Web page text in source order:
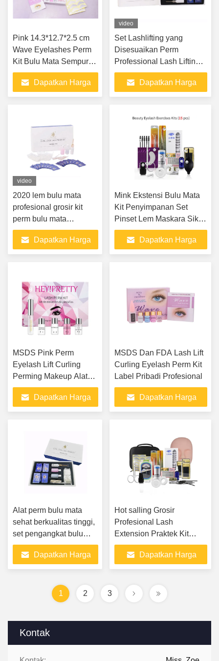
Kontak
Pink 14.3*12.7*2.5 cm
Wave Eyelashes Perm
Kit Bulu Mata Sempurna
Untuk mengangkat dan
mengeriting Bulu Mata
Dapatkan Harga
video
Set Lashlifting yang
Disesuaikan Perm
Professional Lash Lifting
Kit, Lash Kit
Dapatkan Harga
video
2020 lem bulu mata
profesional grosir kit
perm bulu mata
profesional untuk lash
Dapatkan Harga
Mink Ekstensi Bulu Mata
Kit Penyimpanan Set
Pinset Lem Maskara Sikat
Tape Kemasan Bentuk
Pembersih Patch Grosir
Dapatkan Harga
MSDS Pink Perm
Eyelash Lift Curling
Perming Makeup Alat
Curling Perm Eyelash
Lift Kit Untuk Salon
Dapatkan Harga
MSDS Dan FDA Lash Lift
Curling Eyelash Perm Kit
Label Pribadi Profesional
Dapatkan Harga
Alat perm bulu mata
sehat berkualitas tinggi,
set pengangkat bulu
mata, aksesori ekstensi
bulu mataDapatkan Harga
Hot salling Grosir
Profesional Lash
Extension Praktek Kit
Lashes Kotak Pelatihan
Ekstensi Bulu Mata Alat
Aksesoris
Dapatkan Harga
1 2 3